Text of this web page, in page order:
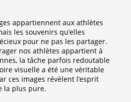
appartiennent aux athlètes
les souvenirs qu’elles
pour ne pas les partager.
nos athlètes appartient à
la tâche parfois redoutable
visuelle a été une véritable
ces images révèlent l’esprit
la plus pure.